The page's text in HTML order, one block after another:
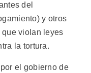
del
y otros
violan leyes
la tortura.
el gobierno de